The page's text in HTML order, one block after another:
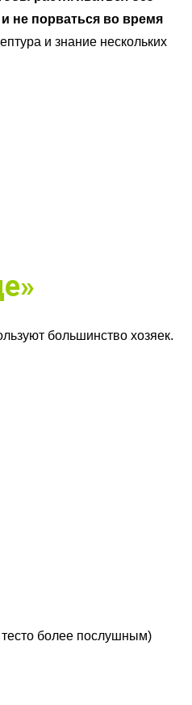
не порваться во время
и знание нескольких
большинство хозяек.
тесто более послушным)